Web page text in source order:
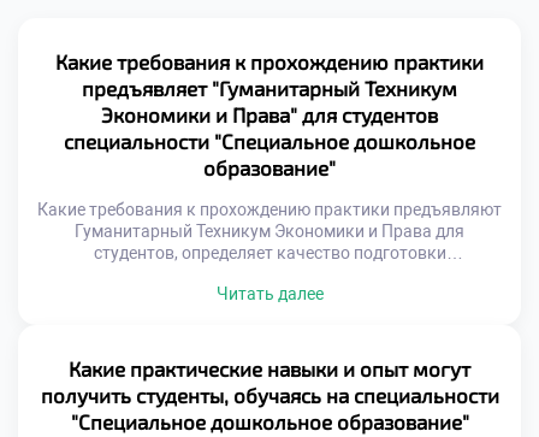
Какие требования к прохождению практики
предъявляет "Гуманитарный Техникум
Экономики и Права" для студентов
специальности "Специальное дошкольное
образование"
Какие требования к прохождению практики предъявляют
Гуманитарный Техникум Экономики и Права для
студентов, определяет качество подготовки
образовательной программы. Она связывает
требует особого подхода к обучению. Студенты
погружаются в профессиональную среду постепенно. Это
обеспечивает плавный переход от учебы к труду.
Требования к […]
Читать далее
Какие практические навыки и опыт могут
получить студенты, обучаясь на специальности
"Специальное дошкольное образование"